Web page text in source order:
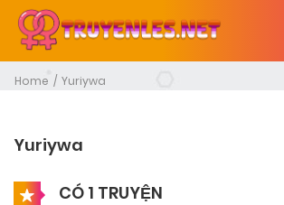
Home Yuriywa
Yuriywa
CÓ 1 TRUYỆN